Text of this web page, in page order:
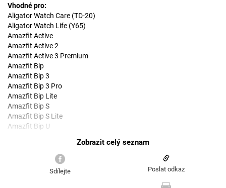
Vhodné pro:
Aligator Watch Care (TD-20)
Aligator Watch Life (Y65)
Amazfit Active
Amazfit Active 2
Amazfit Active 3 Premium
Amazfit Bip
Amazfit Bip 3
Amazfit Bip 3 Pro
Amazfit Bip Lite
Amazfit Bip S
Amazfit Bip S Lite
Amazfit Bip U
Amazfit GTR Mini
Amazfit GTS 2
Sdílejte Poslat odkaz